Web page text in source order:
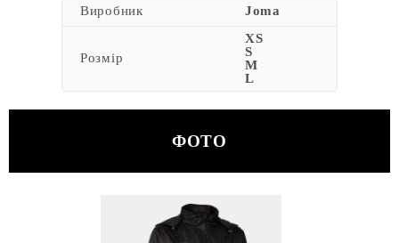
Виробник Joma
Розмір
XS
S
M
L
ФОТО